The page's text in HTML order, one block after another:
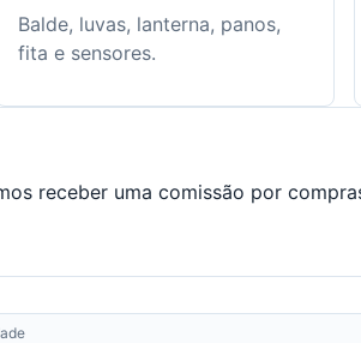
Balde, luvas, lanterna, panos,
fita e sensores.
receber uma comissão por